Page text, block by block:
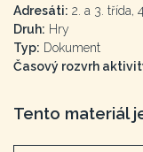
Adresáti: 2. a 3. třída,
Druh: Hry
Typ: Dokument
Časový rozvrh
Tento materiál